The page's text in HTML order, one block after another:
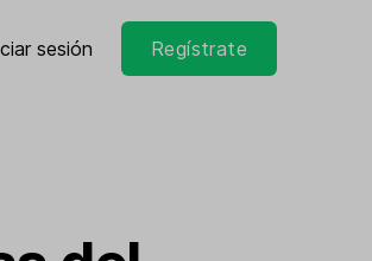
sesión Regístrate